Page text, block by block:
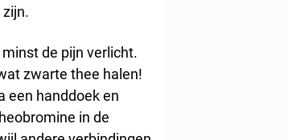
de pijn verlicht.
zwarte thee halen!
een handdoek en
in de